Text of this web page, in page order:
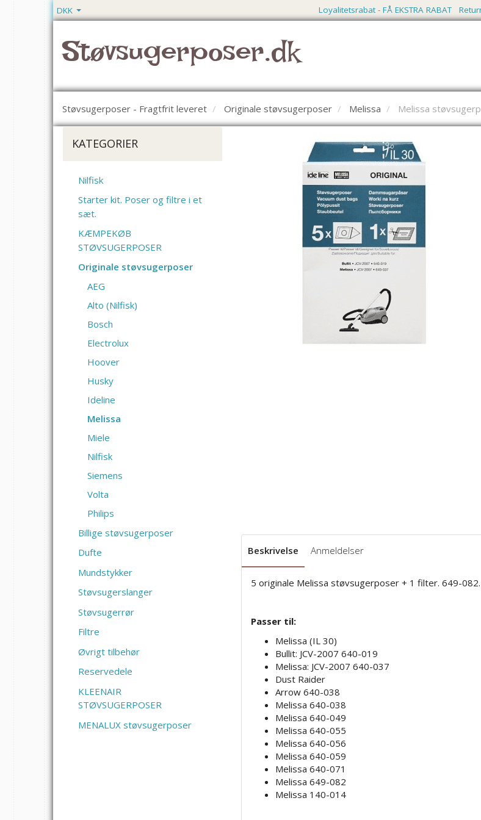
DKK Loyalitetsrabat - FÅ EKSTRA RABAT
Støvsugerposer.dk
Støvsugerposer - Fragtfrit leveret Originale støvsugerposer Melissa Melissa
KATEGORIER
Nilfisk
Starter kit. Poser og filtre i et
sæt.
KÆMPEKØB
STØVSUGERPOSER
Originale støvsugerposer
AEG
Alto (Nilfisk)
Bosch
Electrolux
Hoover
Husky
Ideline
Melissa
Miele
Nilfisk
Siemens
Volta
Philips
Billige støvsugerposer
Dufte
Mundstykker
Støvsugerslanger
Støvsugerrør
Filtre
Øvrigt tilbehør
Reservedele
KLEENAIR
STØVSUGERPOSER
MENALUX støvsugerposer
Beskrivelse Anmeldelser
5 originale Melissa støvsugerposer + 1 filter. 649-
Passer til:
Melissa (IL 30)
Bullit: JCV-2007 640-019
Melissa: JCV-2007 640-037
Dust Raider
Arrow 640-038
Melissa 640-038
Melissa 640-049
Melissa 640-055
Melissa 640-056
Melissa 640-059
Melissa 640-071
Melissa 649-082
Melissa 140-014